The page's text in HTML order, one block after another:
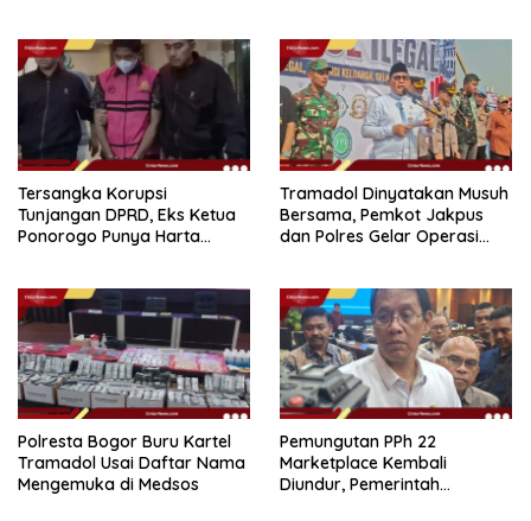
Tersangka Korupsi
Tunjangan DPRD, Eks Ketua
Ponorogo Punya Harta
Tramadol Dinyatakan Musuh
Bersama, Pemkot Jakpus
dan Polres Gelar Operasi
Polresta Bogor Buru Kartel
Tramadol Usai Daftar Nama
Mengemuka di Medsos
Pemungutan PPh 22
Marketplace Kembali
Diundur, Pemerintah